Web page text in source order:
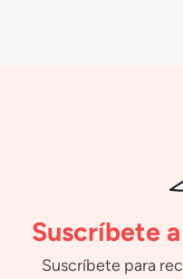
Suscríbete
Suscríbete para